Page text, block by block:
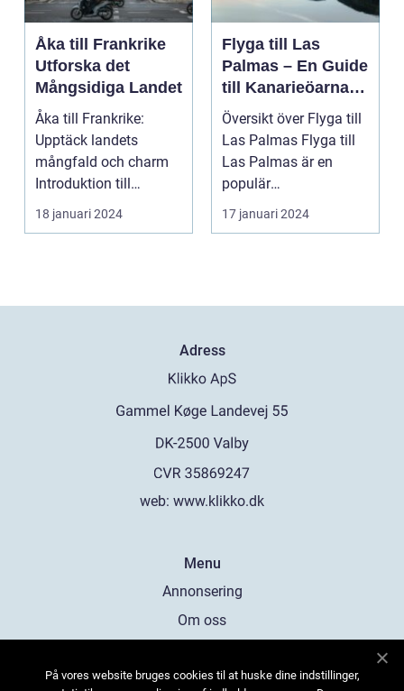
Åka till Frankrike
Utforska det
Mångsidiga Landet
Åka till Frankrike:
Upptäck landets
mångfald och charm
Introduktion till
Frankrike och dess
popular...
18 januari 2024
Flyga till Las
Palmas – En Guide
till Kanarieöarnas
Pärla
Översikt över Flyga till
Las Palmas Flyga till
Las Palmas är en
populär
semesterdestination
för män...
17 januari 2024
Adress
web: www.klikko.dk
Menu
Annonsering
Om oss
Kontakta oss
På vores website bruges cookies til at huske dine indstillinger,